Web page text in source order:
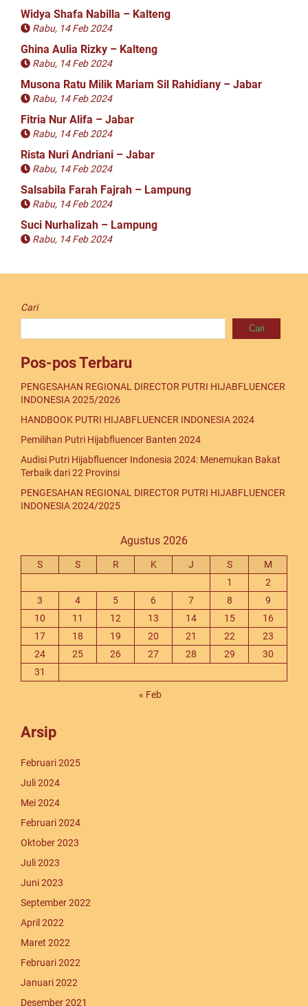
Widya Shafa Nabilla – Kalteng
Rabu, 14 Feb 2024
Ghina Aulia Rizky – Kalteng
Rabu, 14 Feb 2024
Musona Ratu Milik Mariam Sil Rahidiany – Jabar
Rabu, 14 Feb 2024
Fitria Nur Alifa – Jabar
Rabu, 14 Feb 2024
Rista Nuri Andriani – Jabar
Rabu, 14 Feb 2024
Salsabila Farah Fajrah – Lampung
Rabu, 14 Feb 2024
Suci Nurhalizah – Lampung
Rabu, 14 Feb 2024
Cari
Cari
Pos-pos Terbaru
PENGESAHAN REGIONAL DIRECTOR PUTRI HIJABFLUENCER
INDONESIA 2025/2026
HANDBOOK PUTRI HIJABFLUENCER INDONESIA 2024
Pemilihan Putri Hijabfluencer Banten 2024
Audisi Putri Hijabfluencer Indonesia 2024: Menemukan Bakat
Terbaik dari 22 Provinsi
PENGESAHAN REGIONAL DIRECTOR PUTRI HIJABFLUENCER
INDONESIA 2024/2025
Agustus 2026
S S R K J S
M
1
2
3
4 5 6 7 8
9
10
11 12 13 14 15
16
17
18 19 20 21 22
23
24
25 26 27 28 29
30
31
« Feb
Arsip
Februari 2025
Juli 2024
Mei 2024
Februari 2024
Oktober 2023
Juli 2023
Juni 2023
September 2022
April 2022
Maret 2022
Februari 2022
Januari 2022
Desember 2021